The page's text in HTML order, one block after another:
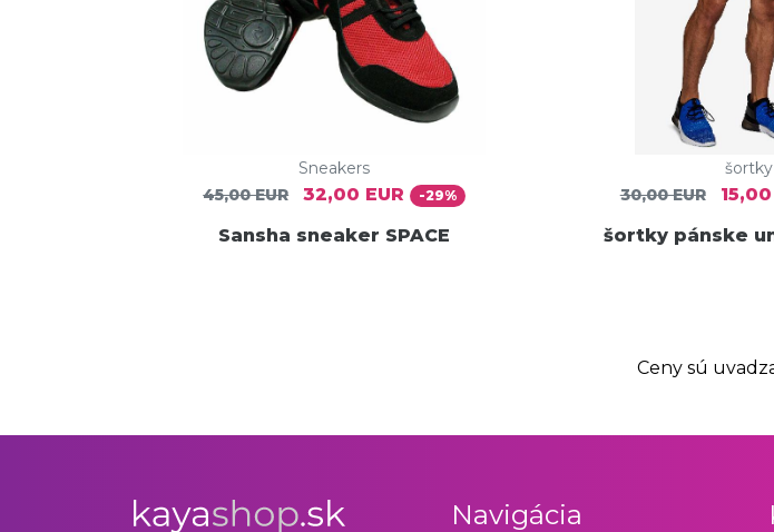
Sneakers
45,00 EUR
32,00 EUR -29%
Sansha sneaker SPACE
šortky
30,00 EUR
15,00
šortky pánske
Ceny sú
Navigácia